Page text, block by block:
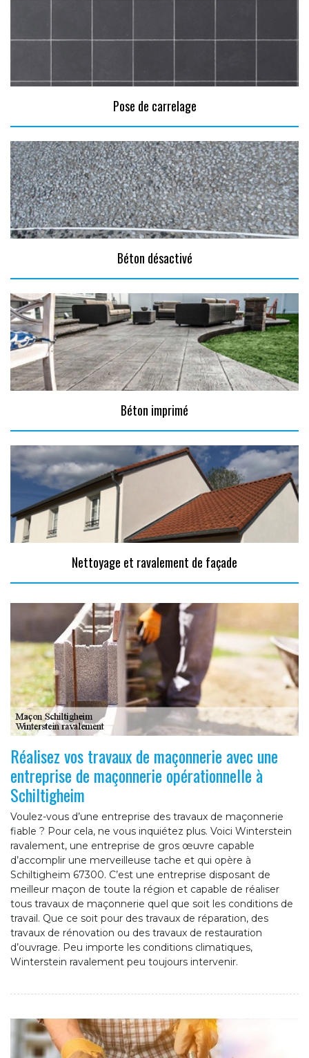
Pose de carrelage
Béton désactivé
Béton imprimé
Nettoyage et ravalement de façade
Réalisez vos travaux de maçonnerie avec une
entreprise de maçonnerie opérationnelle à
Schiltigheim
Voulez-vous d’une entreprise des travaux de maçonnerie
fiable ? Pour cela, ne vous inquiétez plus. Voici Winterstein
ravalement, une entreprise de gros œuvre capable
d’accomplir une merveilleuse tache et qui opère à
Schiltigheim 67300. C’est une entreprise disposant de
meilleur maçon de toute la région et capable de réaliser
tous travaux de maçonnerie quel que soit les conditions de
travail. Que ce soit pour des travaux de réparation, des
travaux de rénovation ou des travaux de restauration
d’ouvrage. Peu importe les conditions climatiques,
Winterstein ravalement peu toujours intervenir.